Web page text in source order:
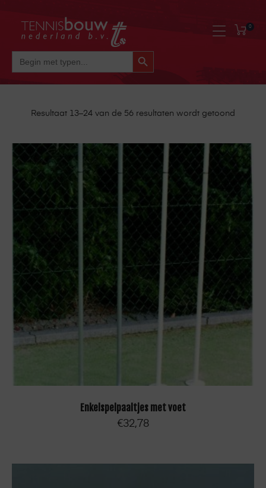
0
Naar:
Zoekknop
Resultaat 13–24 van de 56 resultaten wordt getoond
TOEVOEGEN AAN WINKELWAGEN
Enkelspelpaaltjes met voet
€32,78